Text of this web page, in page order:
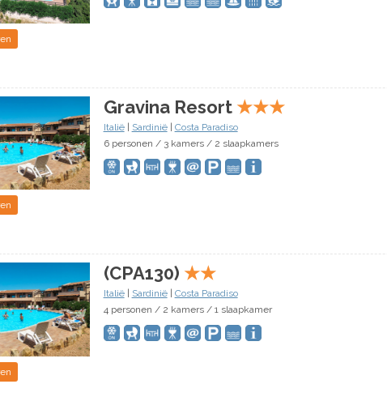
Gravina Resort ★★★
Italië| Sardinië| Costa Paradiso
6 personen / 3 kamers / 2 slaapkamers
(CPA130) ★★
Italië| Sardinië| Costa Paradiso
4 personen / 2 kamers / 1 slaapkamer